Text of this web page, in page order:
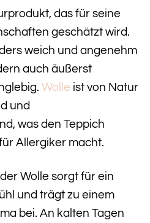
das für seine
geschätzt wird.
weich und angenehm
auch äußerst
Wolle ist von Natur
und
was den Teppich
Allergiker macht.
Wolle sorgt für ein
und trägt zu einem
bei. An kalten Tagen